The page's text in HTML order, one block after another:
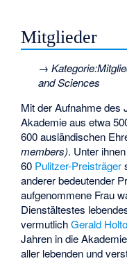
Mitglieder
→
and Sciences
Mit der Aufnahme des
Akademie aus etwa
600 ausländischen
members). Unter
60 Pulitzer-Preisträger
anderer bedeutender
aufgenommene Frau
Dienstältestes
vermutlichGerald
Jahren in die
aller lebenden und